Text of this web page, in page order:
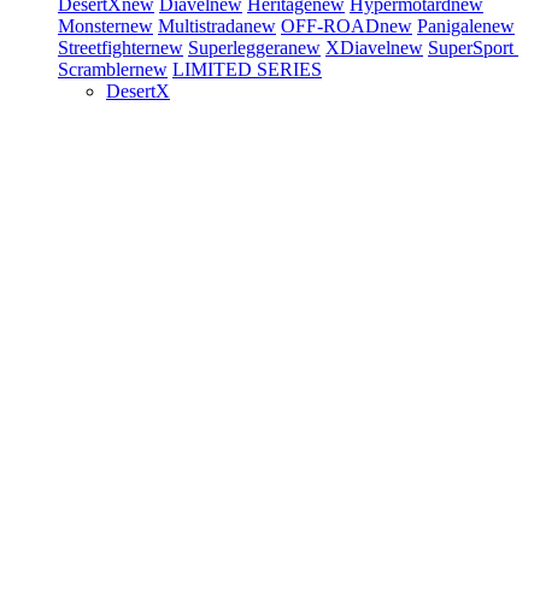
DesertXnew Diavelnew Heritagenew Hypermotardnew
Monsternew Multistradanew OFF-ROADnew Panigalenew
Streetfighternew Superleggeranew XDiavelnew SuperSport
Scramblernew LIMITED SERIES
DesertX